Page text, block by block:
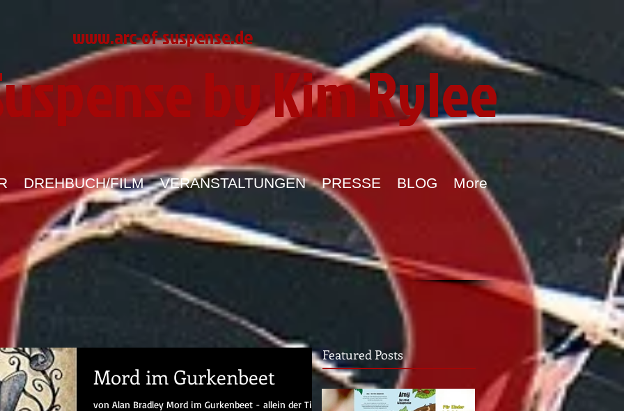
www.arc-of-suspense.de
by Kim Rylee
DREHBUCH/FILM VERANSTALTUNGEN PRESSE BLOG More
Mord im Gurkenbeet
von Alan Bradley Mord im Gurkenbeet - allein der Titel
Featured Posts